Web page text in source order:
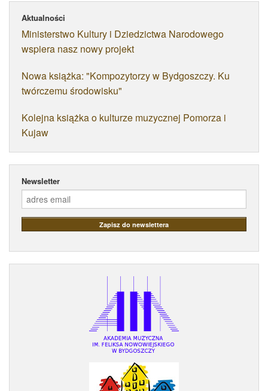
Aktualności
Ministerstwo Kultury i Dziedzictwa Narodowego
wspiera nasz nowy projekt
Nowa książka: "Kompozytorzy w Bydgoszczy. Ku
twórczemu środowisku"
Kolejna książka o kulturze muzycznej Pomorza i
Kujaw
Newsletter